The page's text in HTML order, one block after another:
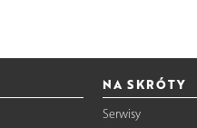
NA SKRÓTY
Serwisy